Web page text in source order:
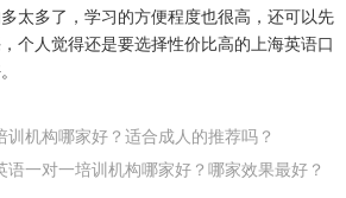
太多了，学习的方便程度也很高，还可以先
个人觉得还是要选择性价比高的上海英语口
训机构哪家好？​适合成人的推荐吗？
语一对一培训机构哪家好？哪家效果最好？